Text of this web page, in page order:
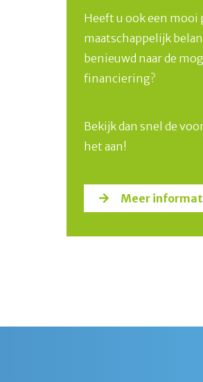
Heeft u ook een mooi
maatschappelijk
benieuwd naar de
financiering?
Bekijk dan snel de
het aan!
Meer